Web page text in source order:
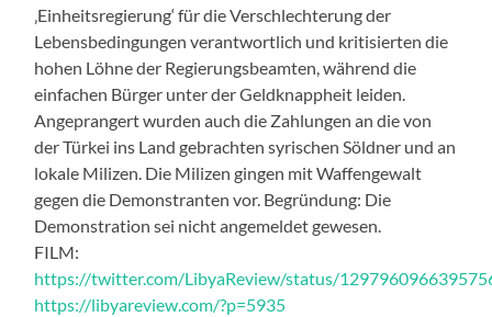
‚Einheitsregierung‘ für die Verschlechterung der
Lebensbedingungen verantwortlich und kritisierten die
hohen Löhne der Regierungsbeamten, während die
einfachen Bürger unter der Geldknappheit leiden.
Angeprangert wurden auch die Zahlungen an die von
der Türkei ins Land gebrachten syrischen Söldner und an
lokale Milizen. Die Milizen gingen mit Waffengewalt
gegen die Demonstranten vor. Begründung: Die
Demonstration sei nicht angemeldet gewesen.
FILM:
https://twitter.com/LibyaReview/status/
https://libyareview.com/?p=5935